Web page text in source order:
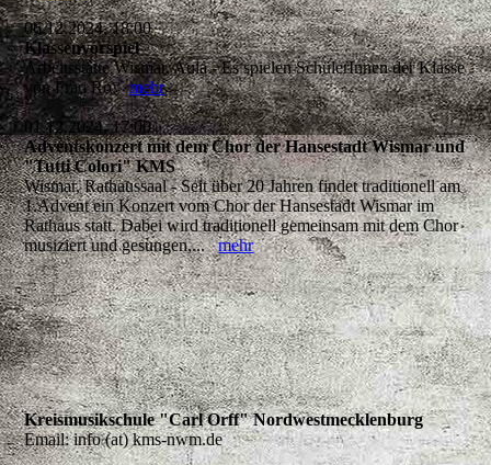
06.12.2024, 18:00
Klassenvorspiel
Arbeitsstätte Wismar, Aula - Es spielen SchülerInnen der Klasse
von Frau Ro,mehr
01.12.2024, 17:00
Adventskonzert mit dem Chor der Hansestadt Wismar und
"Tutti Colori" KMS
Wismar, Rathaussaal - Seit über 20 Jahren findet traditionell am
1.Advent ein Konzert vom Chor der Hansestadt Wismar im
Rathaus statt. Dabei wird traditionell gemeinsam mit dem Chor
musiziert und gesungen,...mehr
Kreismusikschule "Carl Orff" Nordwestmecklenburg
Email: info (at) kms-nwm.de